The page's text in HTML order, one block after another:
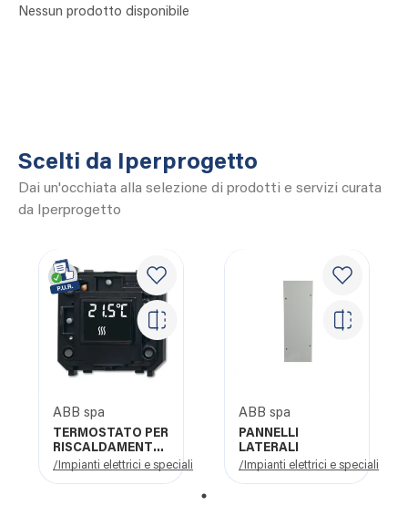
Nessun prodotto disponibile
Scelti da Iperprogetto
Dai un'occhiata alla selezione di prodotti e servizi curata
da Iperprogetto
ABB spa
TERMOSTATO PER
RISCALDAMENTO
RTC-F-1.PB
/Impianti elettrici e speciali
ABB spa
PANNELLI
LATERALI
/Impianti elettrici e speciali
1